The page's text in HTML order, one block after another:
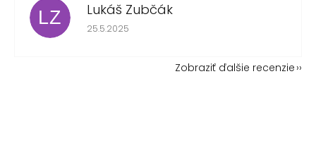
LZ Lukáš Zubčák
Hodnotenie obchodu je 5 z 5 hviezdičiek.
25.5.2025
Zobraziť ďalšie recenzie